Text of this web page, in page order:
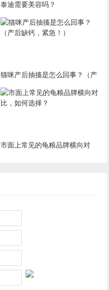
泰迪需要美容吗？
猫咪产后抽搐是怎么回事？（产
后缺钙，紧急！）
市面上常见的龟粮品牌横向对